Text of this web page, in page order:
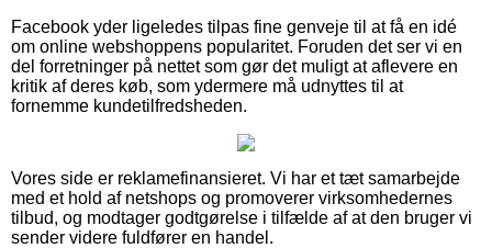
Facebook yder ligeledes tilpas fine genveje til at få en idé
om online webshoppens popularitet. Foruden det ser vi en
del forretninger på nettet som gør det muligt at aflevere en
kritik af deres køb, som ydermere må udnyttes til at
fornemme kundetilfredsheden.
Vores side er reklamefinansieret. Vi har et tæt samarbejde
med et hold af netshops og promoverer virksomhedernes
tilbud, og modtager godtgørelse i tilfælde af at den bruger vi
sender videre fuldfører en handel.